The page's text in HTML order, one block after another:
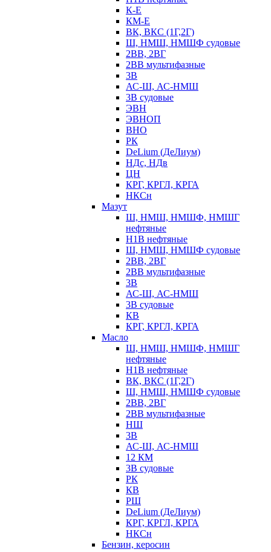
К-Е
КМ-Е
ВК, ВКС (1Г,2Г)
Ш, НМШ, НМШФ судовые
2ВВ, 2ВГ
2ВВ мультифазные
3В
АС-Ш, АС-НМШ
3В судовые
ЭВН
ЭВНОП
ВНО
РК
DeLium (ДеЛиум)
НДс, НДв
ЦН
КРГ, КРГЛ, КРГА
НКСн
Мазут
Ш, НМШ, НМШФ, НМШГ
нефтяные
Н1В нефтяные
Ш, НМШ, НМШФ судовые
2ВВ, 2ВГ
2ВВ мультифазные
3В
АС-Ш, АС-НМШ
3В судовые
КВ
КРГ, КРГЛ, КРГА
Масло
Ш, НМШ, НМШФ, НМШГ
нефтяные
Н1В нефтяные
ВК, ВКС (1Г,2Г)
Ш, НМШ, НМШФ судовые
2ВВ, 2ВГ
2ВВ мультифазные
НШ
3В
АС-Ш, АС-НМШ
12 КМ
3В судовые
РК
КВ
РШ
DeLium (ДеЛиум)
КРГ, КРГЛ, КРГА
НКСн
Бензин, керосин